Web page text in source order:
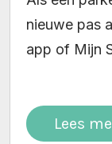
nieuwe pas
app of Mijn
Lees